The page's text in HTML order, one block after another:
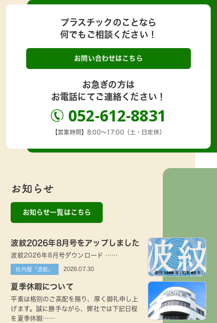
プラスチックのことなら
何でもご相談ください！
お問い合わせはこちら
お急ぎの方は
お電話にてご連絡ください！
052-612-8831
【営業時間】8:00～17:00（土・日定休）
お知らせ
お知らせ一覧はこちら
波紋2026年8月号をアップしました
波紋2026年8月号ダウンロード ……
社内報「波紋」 2026.07.30
夏季休暇について
平素は格別のご高配を賜り、厚く御礼申し上
げます。誠に勝手ながら、弊社では下記日程
を夏季休暇……